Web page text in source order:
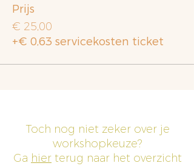
Prijs
€ 25,00
+€ 0,63 servicekosten ticket
Toch nog niet zeker over je
workshopkeuze?
Ga hier terug naar het overzicht